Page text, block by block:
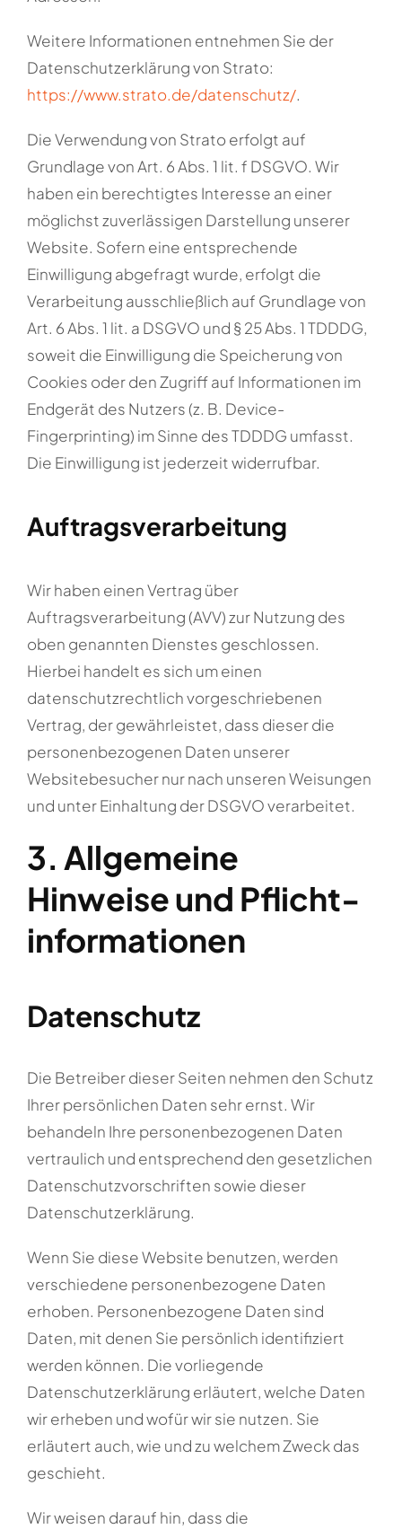
Weitere Informationen entnehmen Sie der
Datenschutzerklärung von Strato:
https://www.strato.de/datenschutz/.
Die Verwendung von Strato erfolgt auf
Grundlage von Art. 6 Abs. 1 lit. f DSGVO. Wir
haben ein berechtigtes Interesse an einer
möglichst zuverlässigen Darstellung unserer
Website. Sofern eine entsprechende
Einwilligung abgefragt wurde, erfolgt die
Verarbeitung ausschließlich auf Grundlage von
Art. 6 Abs. 1 lit. a DSGVO und § 25 Abs. 1 TDDDG,
soweit die Einwilligung die Speicherung von
Cookies oder den Zugriff auf Informationen im
Endgerät des Nutzers (z. B. Device-
Fingerprinting) im Sinne des TDDDG umfasst.
Die Einwilligung ist jederzeit widerrufbar.
Auftragsverarbeitung
Wir haben einen Vertrag über
Auftragsverarbeitung (AVV) zur Nutzung des
oben genannten Dienstes geschlossen.
Hierbei handelt es sich um einen
datenschutzrechtlich vorgeschriebenen
Vertrag, der gewährleistet, dass dieser die
personenbezogenen Daten unserer
Websitebesucher nur nach unseren Weisungen
und unter Einhaltung der DSGVO verarbeitet.
3. Allgemeine
Hinweise und Pflicht­
informationen
Datenschutz
Die Betreiber dieser Seiten nehmen den Schutz
Ihrer persönlichen Daten sehr ernst. Wir
behandeln Ihre personenbezogenen Daten
vertraulich und entsprechend den gesetzlichen
Datenschutzvorschriften sowie dieser
Datenschutzerklärung.
Wenn Sie diese Website benutzen, werden
verschiedene personenbezogene Daten
erhoben. Personenbezogene Daten sind
Daten, mit denen Sie persönlich identifiziert
werden können. Die vorliegende
Datenschutzerklärung erläutert, welche Daten
wir erheben und wofür wir sie nutzen. Sie
erläutert auch, wie und zu welchem Zweck das
geschieht.
Wir weisen darauf hin, dass die